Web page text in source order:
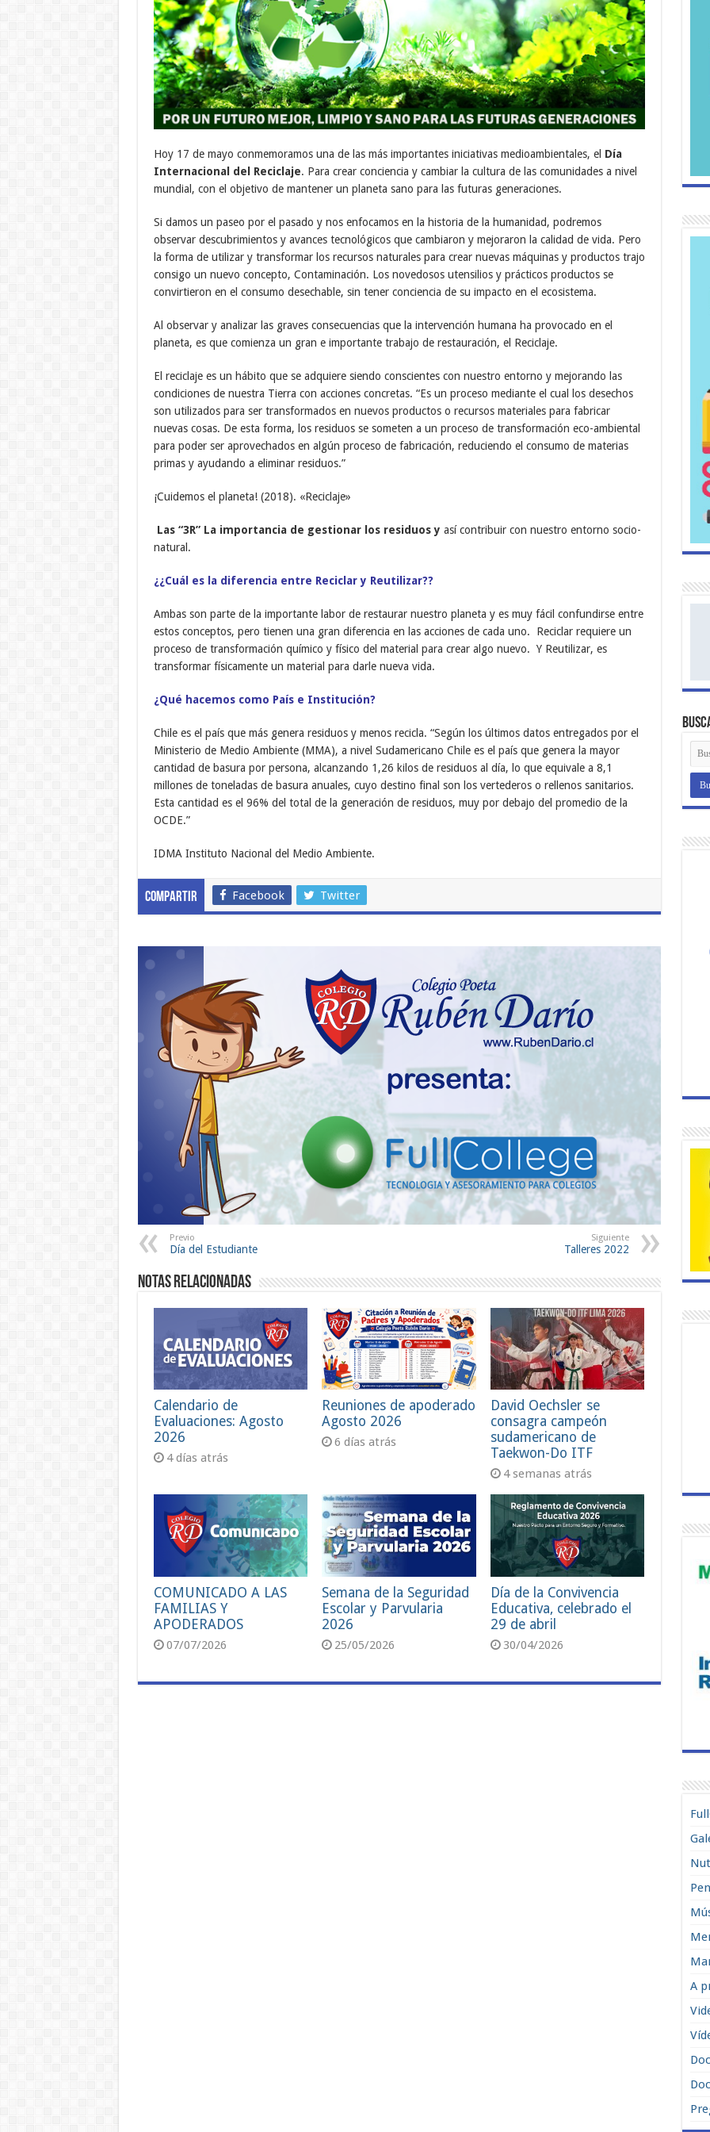
Hoy 17 de mayo conmemoramos una de las más importantes iniciativas medioambientales, el Día
Internacional del Reciclaje. Para crear conciencia y cambiar la cultura de las comunidades a nivel
mundial, con el objetivo de mantener un planeta sano para las futuras generaciones.
Si damos un paseo por el pasado y nos enfocamos en la historia de la humanidad, podremos
observar descubrimientos y avances tecnológicos que cambiaron y mejoraron la calidad de vida. Pero
la forma de utilizar y transformar los recursos naturales para crear nuevas máquinas y productos trajo
consigo un nuevo concepto, Contaminación. Los novedosos utensilios y prácticos productos se
convirtieron en el consumo desechable, sin tener conciencia de su impacto en el ecosistema.
Al observar y analizar las graves consecuencias que la intervención humana ha provocado en el
planeta, es que comienza un gran e importante trabajo de restauración, el Reciclaje.
El reciclaje es un hábito que se adquiere siendo conscientes con nuestro entorno y mejorando las
condiciones de nuestra Tierra con acciones concretas. “Es un proceso mediante el cual los desechos
son utilizados para ser transformados en nuevos productos o recursos materiales para fabricar
nuevas cosas. De esta forma, los residuos se someten a un proceso de transformación eco-ambiental
para poder ser aprovechados en algún proceso de fabricación, reduciendo el consumo de materias
primas y ayudando a eliminar residuos.”
¡Cuidemos el planeta! (2018). «Reciclaje»
Las “3R” La importancia de gestionar los residuos y así contribuir con nuestro entorno socio-
natural.
¿¿Cuál es la diferencia entre Reciclar y Reutilizar??
Ambas son parte de la importante labor de restaurar nuestro planeta y es muy fácil confundirse entre
estos conceptos, pero tienen una gran diferencia en las acciones de cada uno. Reciclar requiere un
proceso de transformación químico y físico del material para crear algo nuevo. Y Reutilizar, es
transformar físicamente un material para darle nueva vida.
¿Qué hacemos como País e Institución?
Chile es el país que más genera residuos y menos recicla. “Según los últimos datos entregados por el
Ministerio de Medio Ambiente (MMA), a nivel Sudamericano Chile es el país que genera la mayor
cantidad de basura por persona, alcanzando 1,26 kilos de residuos al día, lo que equivale a 8,1
millones de toneladas de basura anuales, cuyo destino final son los vertederos o rellenos sanitarios.
Esta cantidad es el 96% del total de la generación de residuos, muy por debajo del promedio de la
OCDE.”
IDMA Instituto Nacional del Medio Ambiente.
Compartir Facebook Twitter
Previo
Día del Estudiante
Siguiente
Talleres 2022
Notas Relacionadas
Calendario de
Evaluaciones: Agosto
2026
4 días atrás
Reuniones de apoderado
Agosto 2026
6 días atrás
David Oechsler se
consagra campeón
sudamericano de
Taekwon-Do ITF
4 semanas atrás
COMUNICADO A LAS
FAMILIAS Y
APODERADOS
07/07/2026
Semana de la Seguridad
Escolar y Parvularia
2026
25/05/2026
Día de la Convivencia
Educativa, celebrado el
29 de abril
30/04/2026
A